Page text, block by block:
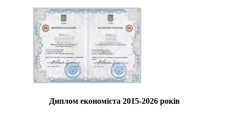
Диплом економіста 2015-2026 років